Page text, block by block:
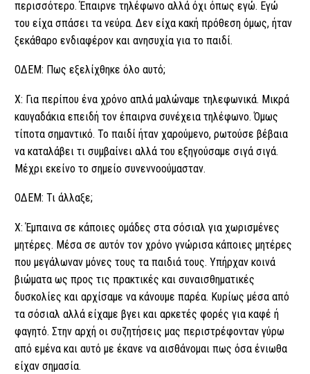
περισσότερο. Έπαιρνε τηλέφωνο αλλά όχι όπως εγώ. Εγώ
του είχα σπάσει τα νεύρα. Δεν είχα κακή πρόθεση όμως, ήταν
ξεκάθαρο ενδιαφέρον και ανησυχία για το παιδί.
ΟΔΕΜ: Πως εξελίχθηκε όλο αυτό;
Χ: Για περίπου ένα χρόνο απλά μαλώναμε τηλεφωνικά. Μικρά
καυγαδάκια επειδή τον έπαιρνα συνέχεια τηλέφωνο. Όμως
τίποτα σημαντικό. Το παιδί ήταν χαρούμενο, ρωτούσε βέβαια
να καταλάβει τι συμβαίνει αλλά του εξηγούσαμε σιγά σιγά.
Μέχρι εκείνο το σημείο συνεννοούμασταν.
ΟΔΕΜ: Τι άλλαξε;
Χ: Έμπαινα σε κάποιες ομάδες στα σόσιαλ για χωρισμένες
μητέρες. Μέσα σε αυτόν τον χρόνο γνώρισα κάποιες μητέρες
που μεγάλωναν μόνες τους τα παιδιά τους. Υπήρχαν κοινά
βιώματα ως προς τις πρακτικές και συναισθηματικές
δυσκολίες και αρχίσαμε να κάνουμε παρέα. Κυρίως μέσα από
τα σόσιαλ αλλά είχαμε βγει και αρκετές φορές για καφέ ή
φαγητό. Στην αρχή οι συζητήσεις μας περιστρέφονταν γύρω
από εμένα και αυτό με έκανε να αισθάνομαι πως όσα ένιωθα
είχαν σημασία.